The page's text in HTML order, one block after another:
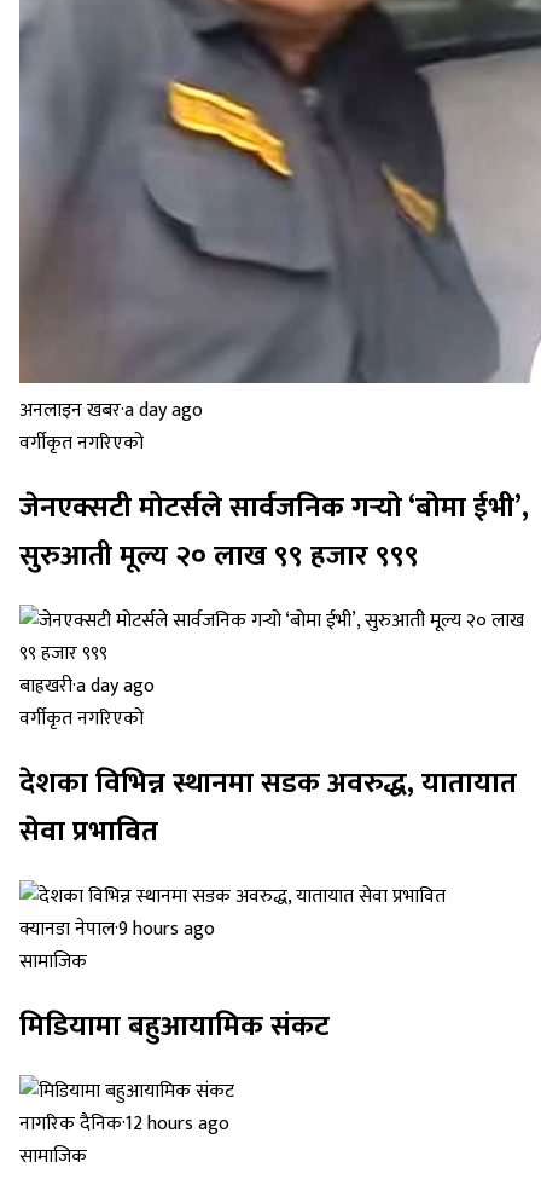
अनलाइन खबर·a day ago
वर्गीकृत नगरिएको
जेनएक्सटी मोटर्सले सार्वजनिक गर्‍यो ‘बोमा ईभी’,
सुरुआती मूल्य २० लाख ९९ हजार ९९९
बाह्रखरी·a day ago
वर्गीकृत नगरिएको
देशका विभिन्न स्थानमा सडक अवरुद्ध, यातायात
सेवा प्रभावित
क्यानडा नेपाल·9 hours ago
सामाजिक
मिडियामा बहुआयामिक संकट
नागरिक दैनिक·12 hours ago
सामाजिक